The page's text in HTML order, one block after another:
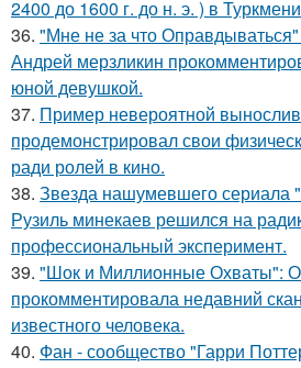
2400 до 1600 г. до н. э. ) в
36. "Мне не за что Оправдываться"
Андрей мерзликин
юной девушкой.
37. Пример невероятной
продемонстрировал свои
ради ролей в кино.
38. Звезда нашумевшего сериала
Рузиль минекаев решился на
профессиональный эксперимент.
39. "Шок и Миллионные Охваты":
прокомментировала недавний
известного человека.
40. Фан - сообщество "Гарри